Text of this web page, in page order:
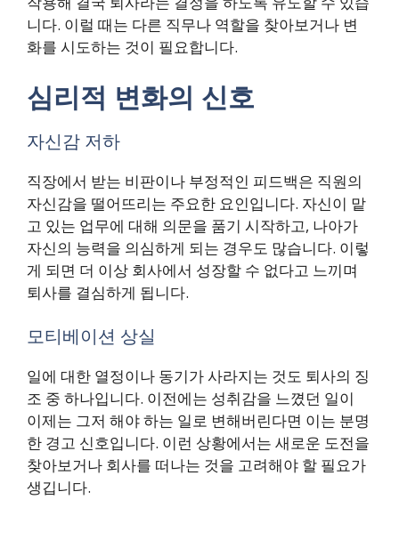
니다. 이럴 때는 다른 직무나 역할을 찾아보거나 변
화를 시도하는 것이 필요합니다.
심리적 변화의 신호
자신감 저하
직장에서 받는 비판이나 부정적인 피드백은 직원의
자신감을 떨어뜨리는 주요한 요인입니다. 자신이 맡
고 있는 업무에 대해 의문을 품기 시작하고, 나아가
자신의 능력을 의심하게 되는 경우도 많습니다. 이렇
게 되면 더 이상 회사에서 성장할 수 없다고 느끼며
퇴사를 결심하게 됩니다.
모티베이션 상실
일에 대한 열정이나 동기가 사라지는 것도 퇴사의 징
조 중 하나입니다. 이전에는 성취감을 느꼈던 일이
이제는 그저 해야 하는 일로 변해버린다면 이는 분명
한 경고 신호입니다. 이런 상황에서는 새로운 도전을
찾아보거나 회사를 떠나는 것을 고려해야 할 필요가
생깁니다.